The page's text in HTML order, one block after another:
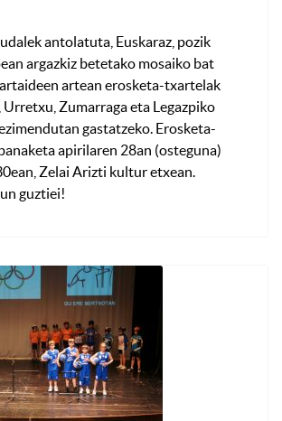
antolatuta, Euskaraz, pozik
argazkiz betetako mosaiko bat
artean erosketa-txartelak
Zumarraga eta Legazpiko
gastatzeko. Erosketa-
apirilaren 28an (osteguna)
Zelai Arizti kultur etxean.
guztiei!